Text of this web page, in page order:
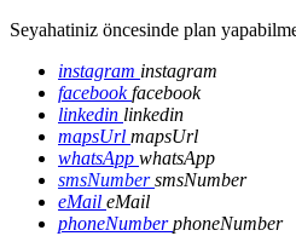
Seyahatiniz öncesinde plan
instagram instagram
facebookfacebook
linkedin linkedin
mapsUrl mapsUrl
whatsApp whatsApp
smsNumbersmsNumber
eMail eMail
phoneNumberphoneNumber